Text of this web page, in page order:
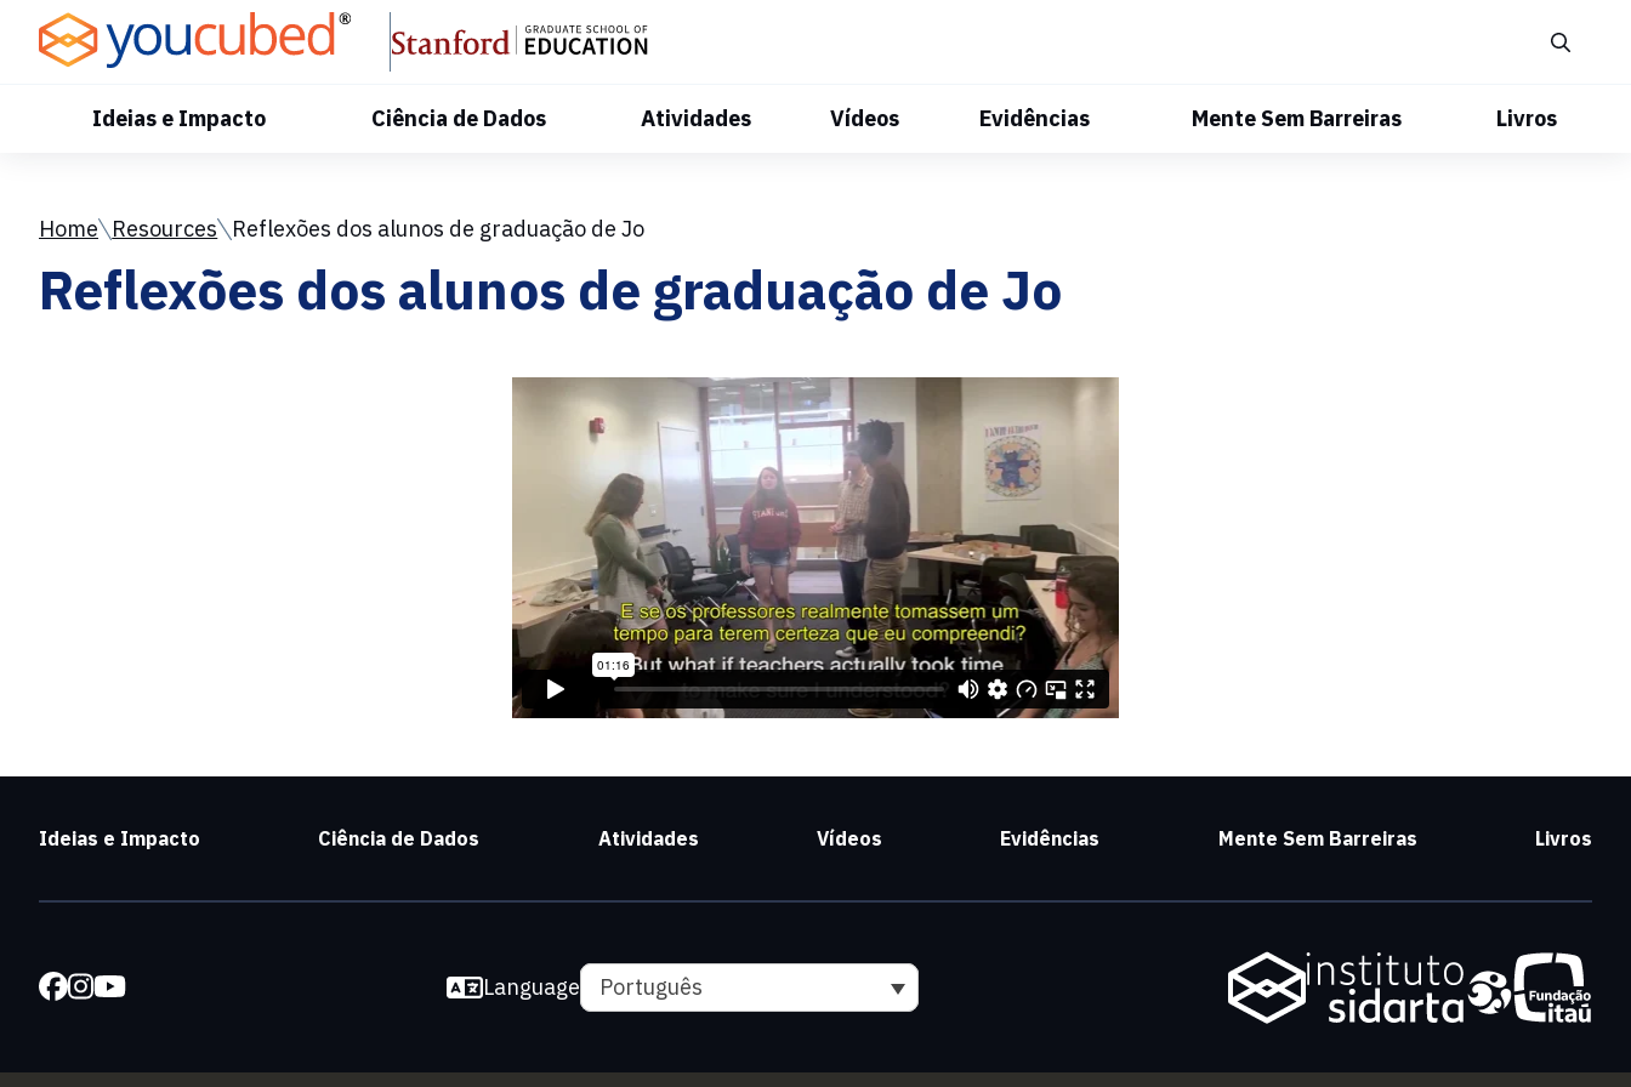
Content
Ideias e Impacto Ciência de Dados Atividades Vídeos Evidências Mente Sem Barreiras Livros
Home Resources Reflexões dos alunos de graduação de Jo
Reflexões dos alunos de graduação de Jo
Ideias e Impacto Ciência de Dados Atividades Vídeos Evidências Mente Sem Barreiras Livros
Language Português